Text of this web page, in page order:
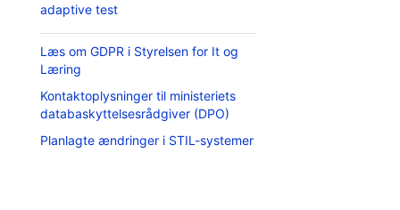
adaptive test
Læs om GDPR i Styrelsen for It og
Læring
Kontaktoplysninger til ministeriets
databaskyttelsesrådgiver (DPO)
Planlagte ændringer i STIL-systemer